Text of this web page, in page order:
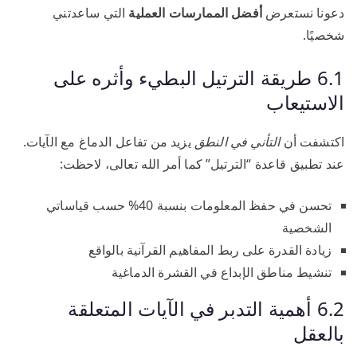
دعونا نستعرضأفضل الممارسات العملية التي ساعدتني
شخصيًا.
6.1 طريقة الترتيل البطيء وأثره على
الاستيعاب
اكتشفت أنالتأني في النطق يزيد من تفاعل الدماغ مع الآيات.
عند تطبيق قاعدة “الترتيل” كما أمر الله تعالى، لاحظت:
تحسن في حفظ المعلومات بنسبة 40% حسب قياساتي
الشخصية
زيادة القدرة على ربط المفاهيم القرآنية بالواقع
تنشيط مناطق الإبداع في القشرة الدماغية
6.2 أهمية التدبر في الآيات المتعلقة
بالعقل